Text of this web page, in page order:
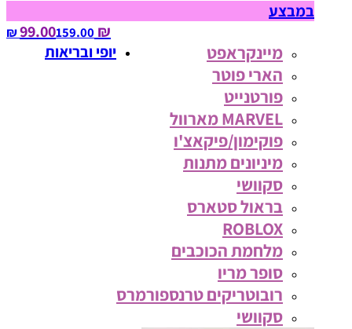
במבצע
₪ 99.00
159.00‏ ₪
מיינקראפט
הארי פוטר
פורטנייט
MARVEL מארוול
פוקימון/פיקאצ'ו
מיניונים מתנות
סקוושי
בראול סטארס
ROBLOX
מלחמת הכוכבים
סופר מריו
רובוטריקים טרנספורמרס
סקוושי
יופי ובריאות